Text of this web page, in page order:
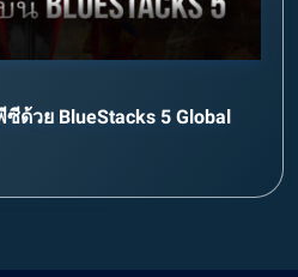
ด้วย BlueStacks 5 Global